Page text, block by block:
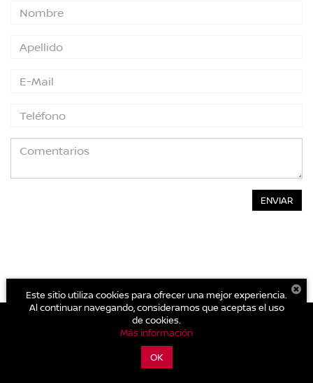
México
Aviso de Privacidad
Este sitio utiliza cookies para ofrecer una mejor experiencia.
Al continuar navegando, consideramos que aceptas el uso
de cookies.
Más información
OK